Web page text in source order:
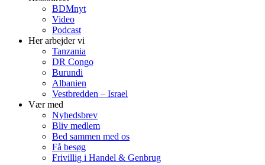
BDMnyt
Video
Podcast
Her arbejder vi
Tanzania
DR Congo
Burundi
Albanien
Vestbredden – Israel
Vær med
Nyhedsbrev
Bliv medlem
Bed sammen med os
Få besøg
Frivillig i Handel & Genbrug